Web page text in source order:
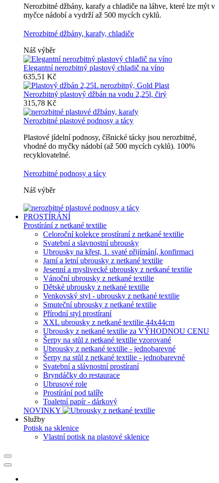
Nerozbitné džbány, karafy a chladiče na láhve, které lze mýt v
myčce nádobí a vydrží až 500 mycích cyklů.
Nerozbitné džbány, karafy, chladiče
Náš výběr
Elegantní nerozbitný plastový chladič na víno
635,51 Kč
Nerozbitný plastový džbán na vodu 2,25l, čirý
315,78 Kč
Nerozbitné plastové podnosy a tácy
Plastové jídelní podnosy, číšnické tácky jsou nerozbitné,
vhodné do myčky nádobí (až 500 mycích cyklů). 100%
recyklovatelné.
Nerozbitné podnosy a tácy
Náš výběr
PROSTÍRÁNÍ
Prostírání z netkané textilie
Celoroční kolekce prostíraní z netkané textilie
Svatební a slavnostní ubrousky
Ubrousky na křest, 1. svaté přijímání, konfirmaci
Jarní a letní ubrousky z netkané textilie
Jesenní a myslivecké ubrousky z netkané textilie
Vánoční ubrousky z netkané textilie
Dětské ubrousky z netkané textilie
Venkovský styl - ubrousky z netkané textilie
Smuteční ubrousky z netkané textilie
Přírodní styl prostíraní
XXL ubrousky z netkané textilie 44x44cm
Ubrousky z netkané textilie za VÝHODNOU CENU
Šerpy na stůl z netkané textilie vzorované
Ubrousky z netkané textilie - jednobarevné
Šerpy na stůl z netkané textilie - jednobarevné
Svatební a slávnostní prostíraní
Bryndáčky do restaurace
Ubrusové role
Prostírání pod talíře
Toaletní papír - dárkový
NOVINKY
Služby
Potisk na sklenice
Vlastní potisk na plastové sklenice